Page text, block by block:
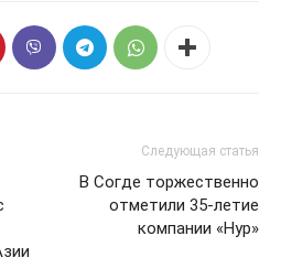
Следующая статья
В Согде торжественно
отметили 35-летие
компании «Нур»